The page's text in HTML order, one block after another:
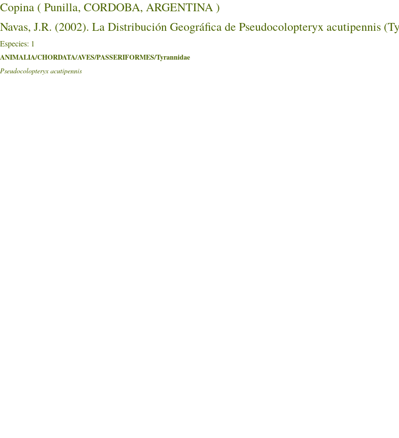
Copina ( Punilla, CORDOBA, ARGENTINA )
Navas, J.R. (2002). La Distribución Geográfica de Pseudocolopteryx acutipennis
Especies: 1
ANIMALIA/CHORDATA/AVES/PASSERIFORMES/Tyrannidae
Pseudocolopteryx acutipennis